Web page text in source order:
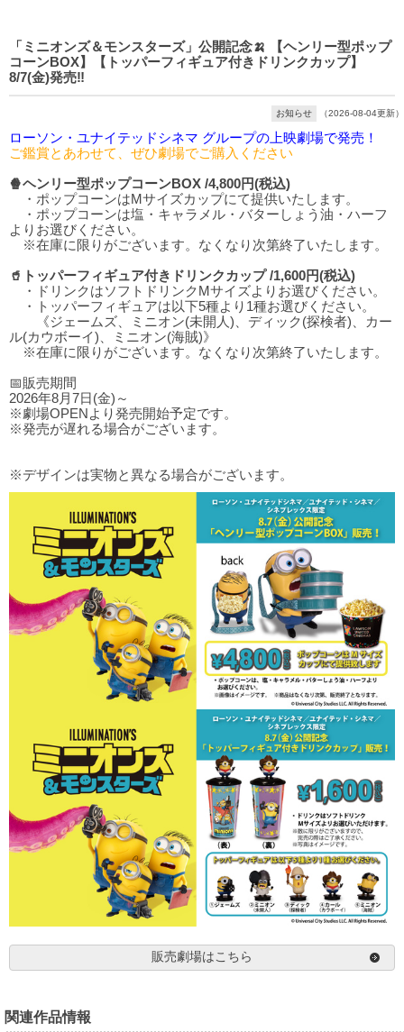
「ミニオンズ＆モンスターズ」公開記念🍌 【ヘンリー型ポップ
コーンBOX】【トッパーフィギュア付きドリンクカップ】
8/7(金)発売‼️
お知らせ （2026-08-04更新）
ローソン・ユナイテッドシネマ グループの上映劇場で発売！
ご鑑賞とあわせて、ぜひ劇場でご購入ください
🍿ヘンリー型ポップコーンBOX /4,800円(税込)
・ポップコーンはMサイズカップにて提供いたします。
・ポップコーンは塩・キャラメル・バターしょう油・ハーフ
よりお選びください。
※在庫に限りがございます。なくなり次第終了いたします。
🥤トッパーフィギュア付きドリンクカップ /1,600円(税込)
・ドリンクはソフトドリンクMサイズよりお選びください。
・トッパーフィギュアは以下5種より1種お選びください。
《ジェームズ、ミニオン(未開人)、ディック(探検者)、カー
ル(カウボーイ)、ミニオン(海賊)》
※在庫に限りがございます。なくなり次第終了いたします。
📅販売期間
2026年8月7日(金)～
※劇場OPENより発売開始予定です。
※発売が遅れる場合がございます。
※デザインは実物と異なる場合がございます。
販売劇場はこちら
関連作品情報